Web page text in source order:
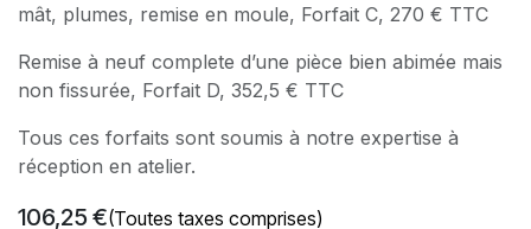
mât, plumes, remise en moule, Forfait C, 270 € TTC
Remise à neuf complete d’une pièce bien abimée mais
non fissurée, Forfait D, 352,5 € TTC
Tous ces forfaits sont soumis à notre expertise à
réception en atelier.
106,25 €(Toutes taxes comprises)